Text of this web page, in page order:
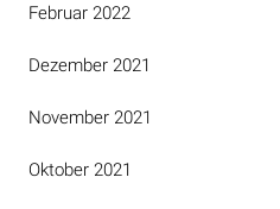
Februar 2022
Dezember 2021
November 2021
Oktober 2021